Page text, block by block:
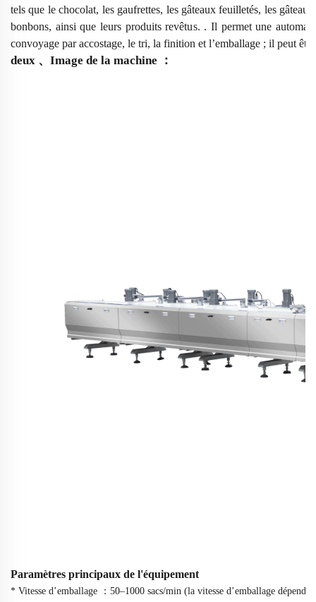
tels que le chocolat, les gaufrettes, les gâteaux feuilletés, les
bonbons, ainsi que leurs produits revêtus. . Il permet une
convoyage par accostage, le tri, la finition et l’emballage ; il peut
deux 、 Image de la machine ：
Paramètres principaux de l'équipement
* Vitesse d’emballage ： 50–1000 sacs/min (la vitesse d’emballage